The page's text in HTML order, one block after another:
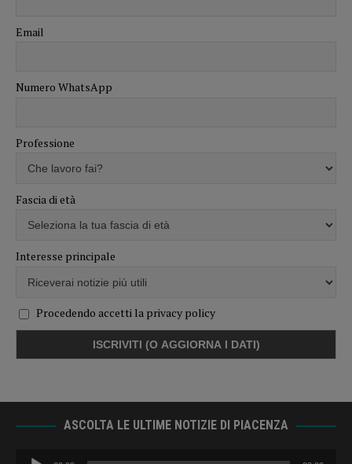
Email
Numero WhatsApp
Professione
Fascia di età
Interesse principale
Procedendo accetti la privacy policy
ASCOLTA LE ULTIME NOTIZIE DI PIACENZA
Audio